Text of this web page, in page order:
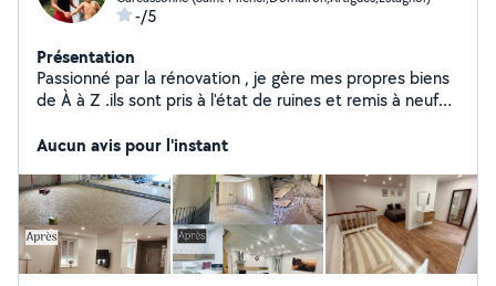
-/5
Présentation
Passionné par la rénovation , je gère mes propres biens
de À à Z .ils sont pris à l'état de ruines et remis à neuf
tous les corps d'états et m'adapte à toutes les
Aucun avis pour l'instant